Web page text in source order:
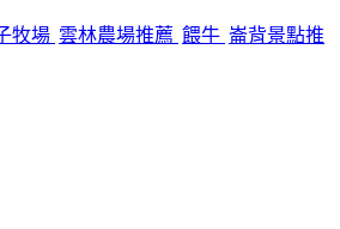
牧場 雲林農場推薦 餵牛 崙背景點推